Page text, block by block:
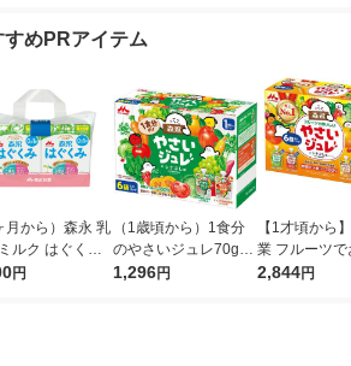
缶）めPRアイテム
月から）森永 乳
ルク はぐくみ
くパックつめか
円
（1歳頃から）1食分
のやさいジュレ70g×6
袋 アソート品 1箱 森
1,296円
【1才頃から
業 フルーツで
いやさいジュ
2,844円